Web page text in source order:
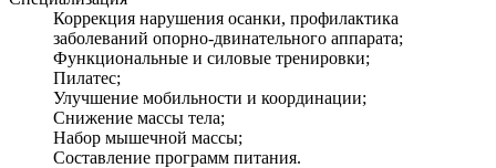
Коррекция нарушения осанки, профилактика
заболеваний опорно-двинательного аппарата;
Функциональные и силовые тренировки;
Пилатес;
Улучшение мобильности и координации;
Снижение массы тела;
Набор мышечной массы;
Составление программ питания.